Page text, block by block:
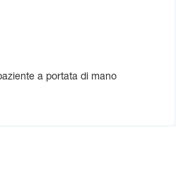
a portata di mano